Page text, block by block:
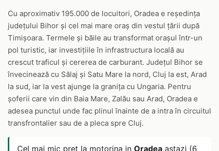
Cu aproximativ 195.000 de locuitori, Oradea e reședința
județului Bihor și cel mai mare oraș din vestul țării după
Timișoara. Termele și băile au transformat orașul într-un
pol turistic, iar investițiile în infrastructura locală au
crescut traficul și cererea de carburant. Județul Bihor se
învecinează cu Sălaj și Satu Mare la nord, Cluj la est, Arad
la sud, iar la vest ajunge la granița cu Ungaria. Pentru
șoferii care vin din Baia Mare, Zalău sau Arad, Oradea e
adesea punctul unde fac plinul înainte de a intra în circuitul
transfrontalier sau de a pleca spre Cluj.
Cel mai mic pret la motorina in Oradea astazi (6